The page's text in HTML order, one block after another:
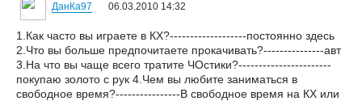
ДанКа97 06.03.2010 14:32
1.Как часто вы играете в КХ?-------------------постоянно здесь
2.Что вы больше предпочитаете прокачивать?---------------авт
3.На что вы чаще всего тратите ЧОстики?-----------------------
покупаю золото с рук 4.Чем вы любите заниматься в
свободное время?----------------В свободное время на КХ или